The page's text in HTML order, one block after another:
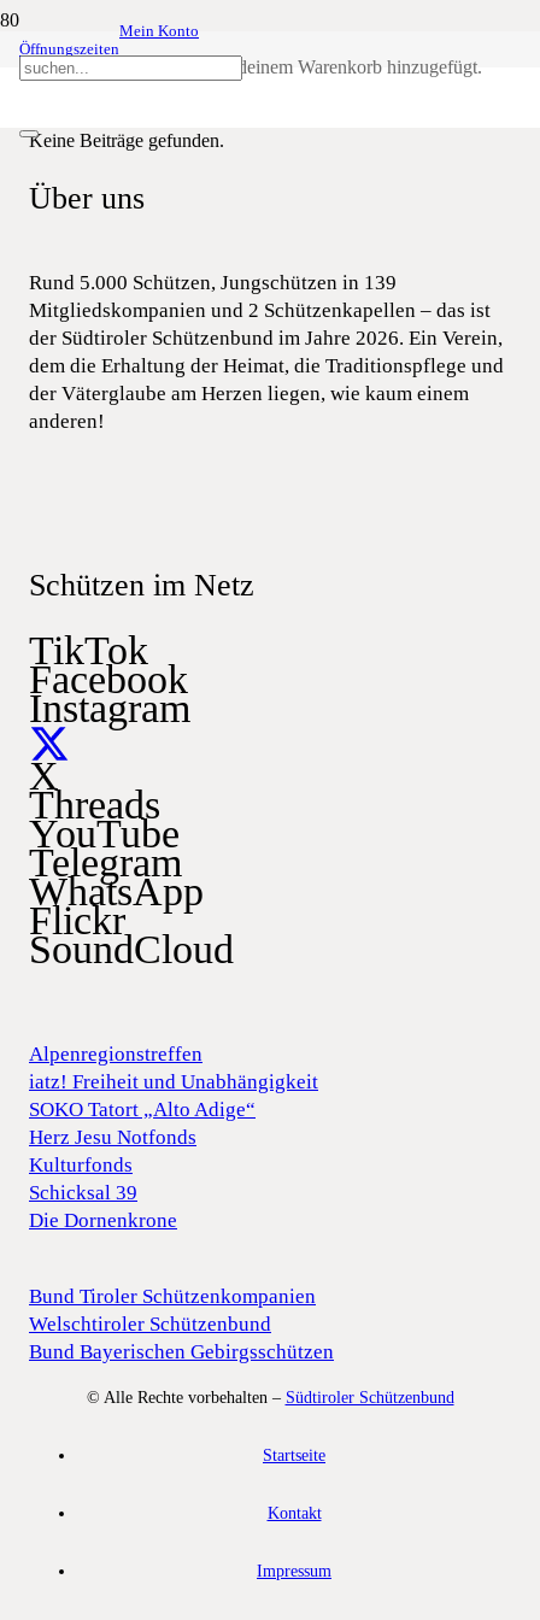
Öffnungszeiten
Mein Konto
wurde deinem Warenkorb hinzugefügt.
Servus aus Tirol
Keine Beiträge gefunden.
Über uns
Rund 5.000 Schützen, Jungschützen in 139
Mitgliedskompanien und 2 Schützenkapellen – das ist
der Südtiroler Schützenbund im Jahre 2026. Ein Verein,
dem die Erhaltung der Heimat, die Traditionspflege und
der Väterglaube am Herzen liegen, wie kaum einem
anderen!
Schützen im Netz
TikTok
Facebook
Instagram
X
Threads
YouTube
Telegram
WhatsApp
Flickr
SoundCloud
Alpenregionstreffen
iatz! Freiheit und Unabhängigkeit
SOKO Tatort „Alto Adige“
Herz Jesu Notfonds
Kulturfonds
Schicksal 39
Die Dornenkrone
Bund Tiroler Schützenkompanien
Welschtiroler Schützenbund
Bund Bayerischen Gebirgsschützen
© Alle Rechte vorbehalten – Südtiroler Schützenbund
Startseite
Kontakt
Impressum